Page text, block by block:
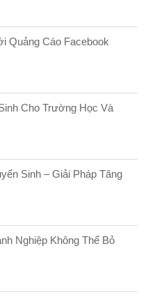
Quảng Cáo Facebook
Cho Trường Học Và
Sinh – Giải Pháp Tăng
Nghiệp Không Thể Bỏ